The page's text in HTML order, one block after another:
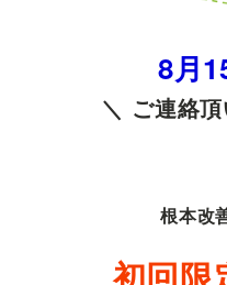
8月
＼ ご連絡
根本改